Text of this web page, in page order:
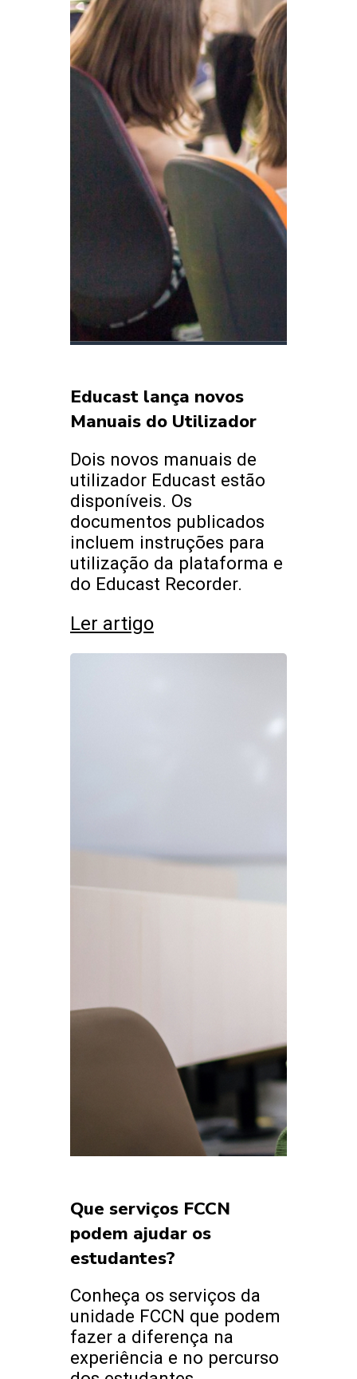
Educast lança novos
Manuais do Utilizador
Dois novos manuais de
utilizador Educast estão
disponíveis. Os
documentos publicados
incluem instruções para
utilização da plataforma e
do Educast Recorder.
Ler artigo
Que serviços FCCN
podem ajudar os
estudantes?
Conheça os serviços da
unidade FCCN que podem
fazer a diferença na
experiência e no percurso